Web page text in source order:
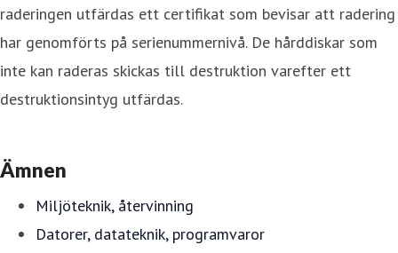
raderingen utfärdas ett certifikat som bevisar att radering
har genomförts på serienummernivå. De hårddiskar som
inte kan raderas skickas till destruktion varefter ett
destruktionsintyg utfärdas.
Ämnen
Miljöteknik, återvinning
Datorer, datateknik, programvaror